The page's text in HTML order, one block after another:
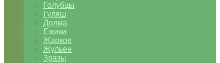
Голубцы
Гуляш
Долма
Ежики
Жаркое
Жульен
Зразы